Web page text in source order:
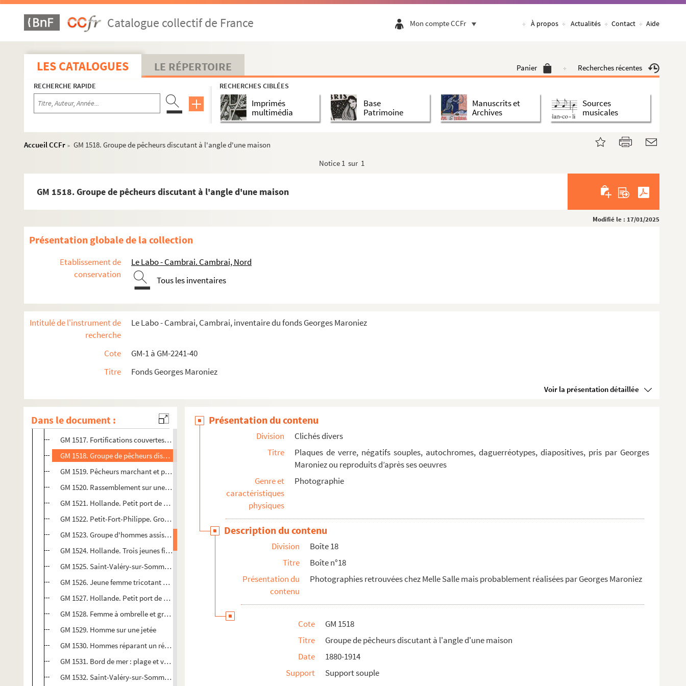
Catalogue collectif de France Mon compte CCFr À propos Actualités Contact Aide
LES CATALOGUES LE RÉPERTOIRE Panier Recherches récentes
RECHERCHE RAPIDE RECHERCHES CIBLÉES
Imprimés
multimédia
Base
Patrimoine
Manuscrits et
Archives
Sources
musicales
Accueil CCFr > GM 1518. Groupe de pêcheurs discutant à l'angle d'une maison
Notice 1 sur 1
GM 1518. Groupe de pêcheurs discutant à l'angle d'une maison
Modifié le : 17/01/2025
Présentation globale de la collection
Etablissement de
conservation
Le Labo - Cambrai. Cambrai, Nord
Tous les inventaires
Intitulé de l'instrument de
recherche
Le Labo - Cambrai, Cambrai, inventaire du fonds Georges Maroniez
Cote
GM-1 à GM-2241-40
Titre
Fonds Georges Maroniez
Voir la présentation détaillée
Dans le document :
GM 1491. Femme debout scrutant la mer
GM 1492. Jeune moulière debout scrutant la mer
GM 1493. Bateaux amarrés à marée basse dans le chenal de Gravelines. Au fond, Grand-Fort-Philippe
GM 1494. Pêcheurs dégréant leur bateau amarré à la digue de Petit-Fort-Philippe
GM 1495. Pêcheurs réparant leurs filets sur la digue de Petit-Fort-Philippe
GM 1496. Petit-Fort-Philippe. Pêcheurs portant des paniers remplis de poissons au coucher du soleil.
GM 1501. Deux marins discutant sur la plage
GM 1504. Pêcheurs réparant les filets sur la digue de Petit-Fort-Philippe
GM 1506. Jeune femme tricotant dans une lande
GM 1507. Marin posant derrière le chevalet du peintre
GM 1509. Fillette assise par terre et jeune femme tricotant dans une lande
GM 1510. Deux hommes assis sur la digue de Petit-Fort-Philippe et regardant les bateaux
GM 1513. Barque de pêcheurs débarquant des tonneaux sur la digue de Petit-Fort-Philippe
GM 1515. Pêcheurs dans une barque sur le chenal de Gravelines entre Petit et Grand-Fort-Philippe
GM 1516. Pêcheur marchant et portant sur le dos un panier à moules
GM 1517. Fortifications couvertes de végétation
GM 1518. Groupe de pêcheurs discutant à l'angle d'une maison
GM 1519. Pêcheurs marchant et portant des paniers
GM 1520. Rassemblement sur une jetée bordée de bateaux
GM 1521. Hollande. Petit port de pêche
GM 1522. Petit-Fort-Philippe. Groupe de pêcheurs discutant devant une maison face à la digue
GM 1523. Groupe d'hommes assis dans l'herbe et guettant l'arrivée de bateaux.
GM 1524. Hollande. Trois jeunes filles marchant « bras dessus bras dessous » en costumes typiques le long d'u...
GM 1525. Saint-Valéry-sur-Somme. Groupe de femmes discutant sur la jetée
GM 1526. Jeune femme tricotant dans une lande
GM 1527. Hollande. Petit port de pêche
GM 1528. Femme à ombrelle et groupe d'hommes sur une jetée
GM 1529. Homme sur une jetée
GM 1530. Hommes réparant un réverbère au bord de l'eau
GM 1531. Bord de mer : plage et vacanciers
GM 1532. Saint-Valéry-sur-Somme. Pêcheurs amarrant un bateau sur la jetée.
Présentation du contenu
Division
Clichés divers
Titre
Plaques de verre, négatifs souples, autochromes, daguerréotypes, diapositives, pris par Georges
Maroniez ou reproduits d’après ses oeuvres
Genre et
caractéristiques
physiques
Photographie
Description du contenu
Division
Boîte 18
Titre
Boîte n°18
Présentation du
contenu
Photographies retrouvées chez Melle Salle mais probablement réalisées par Georges Maroniez
Cote
GM 1518
Titre
Groupe de pêcheurs discutant à l'angle d'une maison
Date
1880-1914
Support
Support souple